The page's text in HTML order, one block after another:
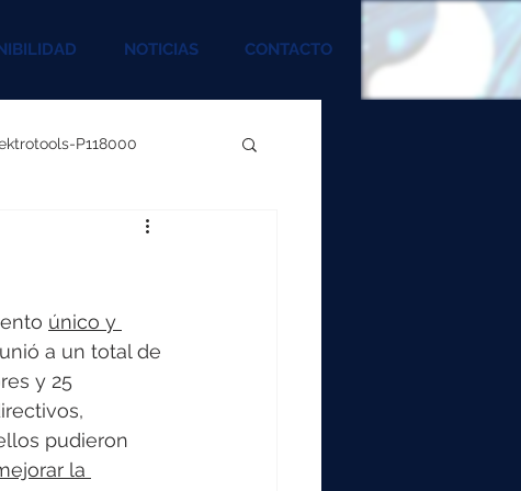
NOTICIAS CONTACTO
P118000
único y
a un total de
y 25
pudieron
la